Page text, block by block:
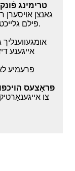
· טרימינג
גאנצן אויסערן
פילם גלייכט זיך פערפעקט אויס מיט די טאץ קאנטורן).
אייגענע
פּרעמיע
·פּראָצעס
צו